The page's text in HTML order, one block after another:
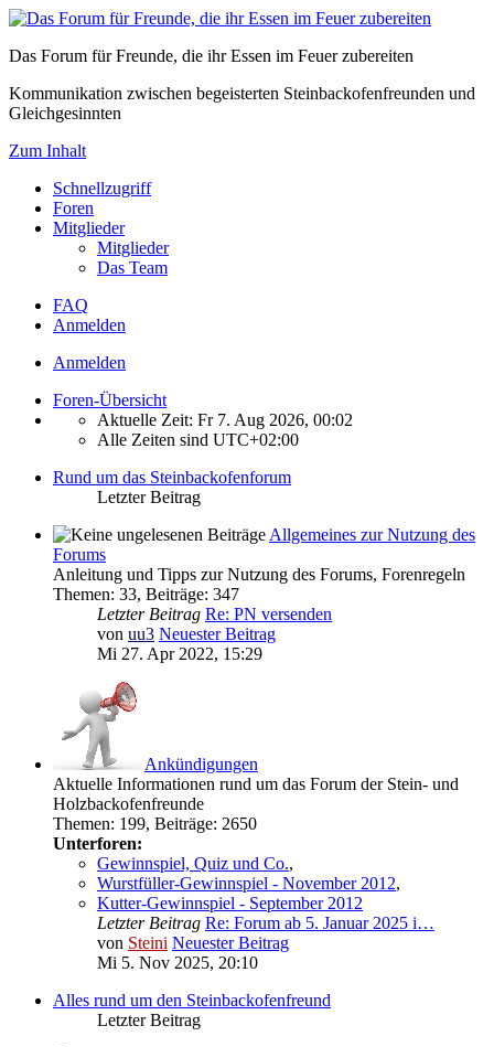
Das Forum für Freunde, die ihr Essen im Feuer zubereiten
Kommunikation zwischen begeisterten Steinbackofenfreunden und
Gleichgesinnten
Zum Inhalt
Schnellzugriff
Foren
Mitglieder
Mitglieder
Das Team
FAQ
Anmelden
Anmelden
Foren-Übersicht
Aktuelle Zeit: Fr 7. Aug 2026, 00:02
Alle Zeiten sind UTC+02:00
Rund um das Steinbackofenforum
Letzter Beitrag
Allgemeines zur Nutzung des
Forums
Anleitung und Tipps zur Nutzung des Forums, Forenregeln
Themen: 33, Beiträge: 347
Letzter Beitrag Re: PN versenden
von uu3 Neuester Beitrag
Mi 27. Apr 2022, 15:29
Ankündigungen
Aktuelle Informationen rund um das Forum der Stein- und
Holzbackofenfreunde
Themen: 199, Beiträge: 2650
Unterforen:
Gewinnspiel, Quiz und Co.,
Wurstfüller-Gewinnspiel - November 2012,
Kutter-Gewinnspiel - September 2012
Letzter Beitrag Re: Forum ab 5. Januar 2025 i…
von Steini Neuester Beitrag
Mi 5. Nov 2025, 20:10
Alles rund um den Steinbackofenfreund
Letzter Beitrag